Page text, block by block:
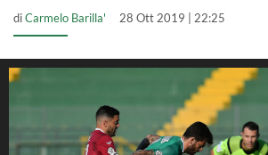
diCarmelo Barilla' 28 Ott 2019 | 22:25